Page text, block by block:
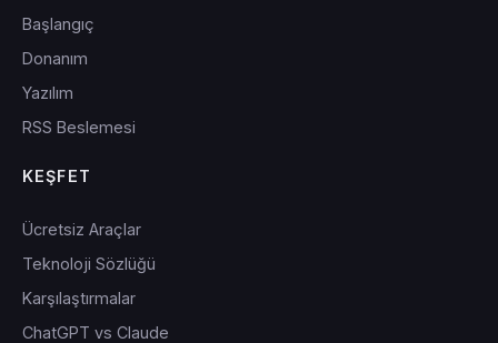
Başlangıç
Donanım
Yazılım
RSS Beslemesi
KEŞFET
Ücretsiz Araçlar
Teknoloji Sözlüğü
Karşılaştırmalar
ChatGPT vs Claude